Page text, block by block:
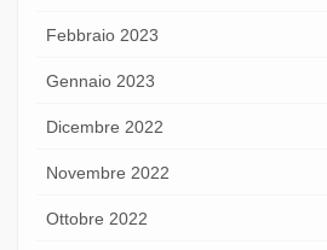
Febbraio 2023
Gennaio 2023
Dicembre 2022
Novembre 2022
Ottobre 2022